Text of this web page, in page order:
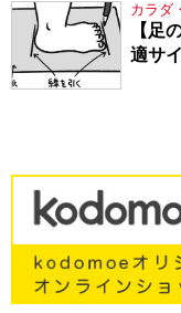
カラダ
【足
適サ